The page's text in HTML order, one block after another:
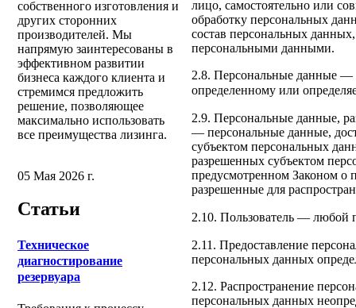
собственного изготовления и
других сторонних
производителей. Мы
напрямую заинтересованы в
эффективном развитии
бизнеса каждого клиента и
стремимся предложить
решение, позволяющее
максимально использовать
все преимущества лизинга.
05 Мая 2026 г.
Статьи
Техническое
диагностирование
резервуара
лицо, самостоятельно или
обработку персональных
состав персональных
персональными данными.
2.8. Персональные данные —
определенному или
2.9. Персональные данные,
— персональные данные,
субъектом персональных
разрешенных субъектом
предусмотренном Законом о
разрешенные для
2.10. Пользователь — любой
2.11. Предоставление
персональных данных
2.12. Распространение
персональных данных